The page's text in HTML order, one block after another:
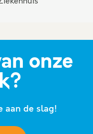
onze
aan de slag!